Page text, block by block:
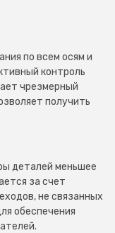
по всем осям и
контроль
чрезмерный
получить
деталей меньшее
за счет
не связанных
обеспечения